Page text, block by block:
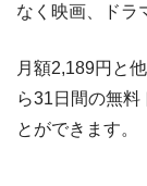
なく映画、ドラ
月額2,189円と
ら31日間の無料
とができます。